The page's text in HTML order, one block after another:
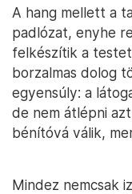
A hang mellett a
padlózat, enyhe
felkészítik a
borzalmas dolog
egyensúly: a
de nem átlépni
bénítóvá válik,
Mindez nemcsak